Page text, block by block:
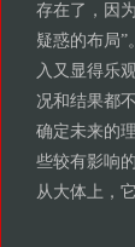
存在了，因
疑惑的布局
入又显得乐
况和结果都
确定未来的
些较有影响
从大体上，